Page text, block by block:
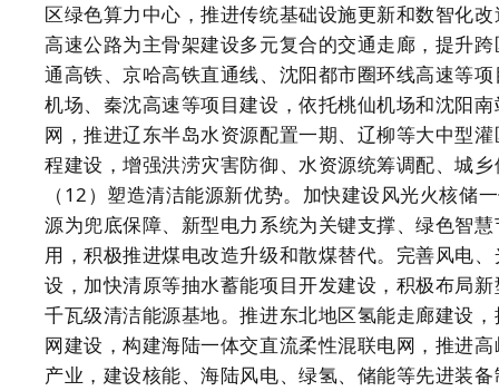
区绿色算力中心，推进传统基础设施更新和数智化
高速公路为主骨架建设多元复合的交通走廊，提升
通高铁、京哈高铁直通线、沈阳都市圈环线高速等
机场、秦沈高速等项目建设，依托桃仙机场和沈阳
网，推进辽东半岛水资源配置一期、辽柳等大中型
程建设，增强洪涝灾害防御、水资源统筹调配、城
（12）塑造清洁能源新优势。加快建设风光火核储
源为兜底保障、新型电力系统为关键支撑、绿色智
用，积极推进煤电改造升级和散煤替代。完善风电
设，加快清原等抽水蓄能项目开发建设，积极布局
千瓦级清洁能源基地。推进东北地区氢能走廊建设
网建设，构建海陆一体交直流柔性混联电网，推进
产业，建设核能、海陆风电、绿氢、储能等先进装